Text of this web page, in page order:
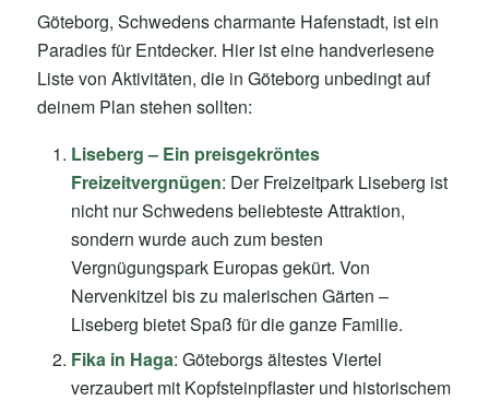
Göteborg, Schwedens charmante Hafenstadt, ist ein
Paradies für Entdecker. Hier ist eine handverlesene
Liste von Aktivitäten, die in Göteborg unbedingt auf
deinem Plan stehen sollten:
Liseberg – Ein preisgekröntes
Freizeitvergnügen: Der Freizeitpark Liseberg ist
nicht nur Schwedens beliebteste Attraktion,
sondern wurde auch zum besten
Vergnügungspark Europas gekürt. Von
Nervenkitzel bis zu malerischen Gärten –
Liseberg bietet Spaß für die ganze Familie.
Fika in Haga: Göteborgs ältestes Viertel
verzaubert mit Kopfsteinpflaster und historischem